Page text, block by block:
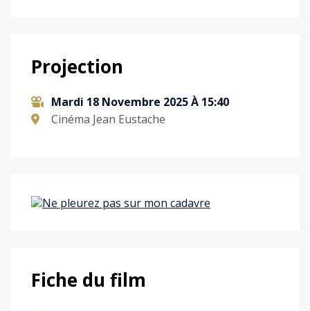
Projection
Mardi 18 Novembre 2025 À 15:40
Cinéma Jean Eustache
Fiche du film